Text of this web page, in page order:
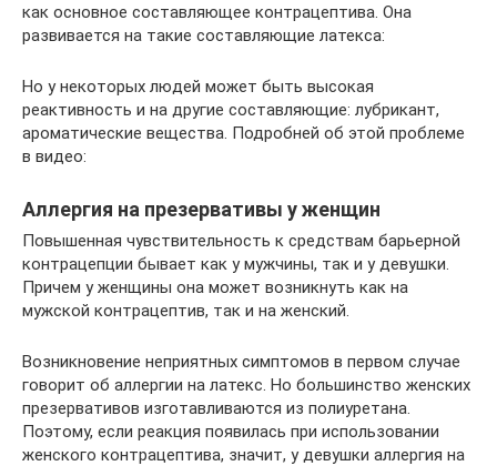
как основное составляющее контрацептива. Она
развивается на такие составляющие латекса:
Но у некоторых людей может быть высокая
реактивность и на другие составляющие: лубрикант,
ароматические вещества. Подробней об этой проблеме
в видео:
Аллергия на презервативы у женщин
Повышенная чувствительность к средствам барьерной
контрацепции бывает как у мужчины, так и у девушки.
Причем у женщины она может возникнуть как на
мужской контрацептив, так и на женский.
Возникновение неприятных симптомов в первом случае
говорит об аллергии на латекс. Но большинство женских
презервативов изготавливаются из полиуретана.
Поэтому, если реакция появилась при использовании
женского контрацептива, значит, у девушки аллергия на